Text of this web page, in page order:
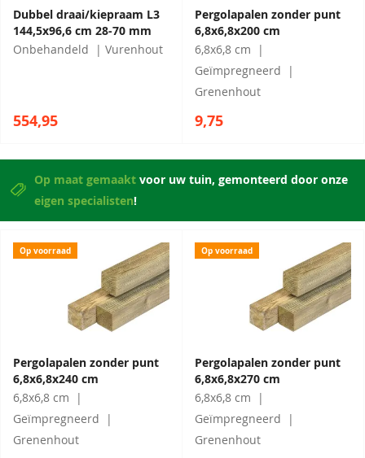
Dubbel draai/kiepraam L3
144,5x96,6 cm 28-70 mm
Onbehandeld
Vurenhout
554,95
Pergolapalen zonder punt
6,8x6,8x200 cm
6,8x6,8 cm
Geïmpregneerd
Grenenhout
9,75
Op maat gemaaktvoor uw tuin, gemonteerd door onze
eigen specialisten!
Op voorraad
Pergolapalen zonder punt
6,8x6,8x240 cm
6,8x6,8 cm
Geïmpregneerd
Grenenhout
Op voorraad
Pergolapalen zonder punt
6,8x6,8x270 cm
6,8x6,8 cm
Geïmpregneerd
Grenenhout